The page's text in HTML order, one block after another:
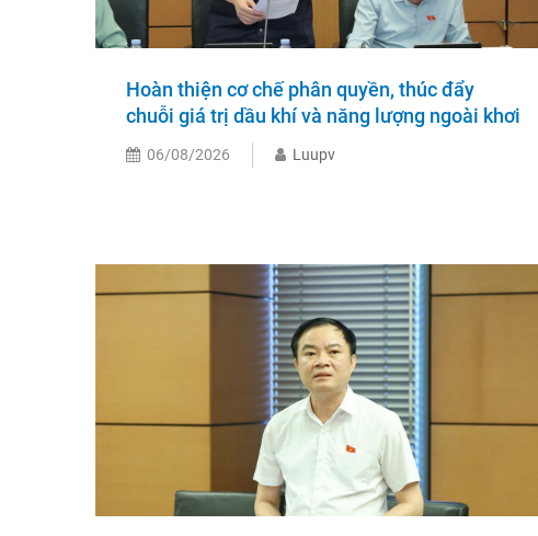
Hoàn thiện cơ chế phân quyền, thúc đẩy
chuỗi giá trị dầu khí và năng lượng ngoài khơi
06/08/2026 Luupv